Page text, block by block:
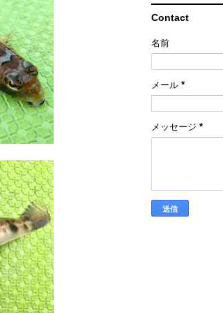
Contact
名前
メール *
メッセージ *